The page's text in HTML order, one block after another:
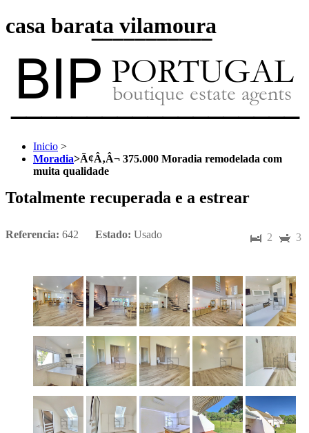
casa barata vilamoura
Inicio >
Moradia>Ã¢Â‚Â¬ 375.000 Moradia remodelada com
muita qualidade
Totalmente recuperada e a estrear
Referencia: 642 Estado: Usado 2 3